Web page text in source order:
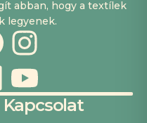
abban, hogy a textílek
legyenek.
Kapcsolat